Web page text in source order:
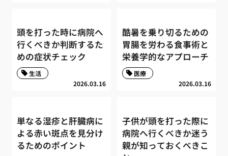
頭を打った時に病院へ
行くべきか判断するた
めの症状チェック
2026.03.16
生活
酷暑を乗り切るための
胃腸を労わる食事術と
栄養学的なアプローチ
2026.03.16
医療
単なる湿疹と肝臓病に
よる赤い斑点を見分け
るためのポイント
子供が頭を打った際に
病院へ行くべきか迷う
親が知っておくべきこ